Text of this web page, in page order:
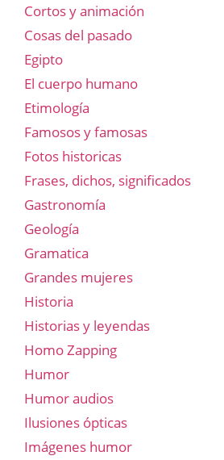
Cortos y animación
Cosas del pasado
Egipto
El cuerpo humano
Etimología
Famosos y famosas
Fotos historicas
Frases, dichos, significados
Gastronomía
Geología
Gramatica
Grandes mujeres
Historia
Historias y leyendas
Homo Zapping
Humor
Humor audios
Ilusiones ópticas
Imágenes humor